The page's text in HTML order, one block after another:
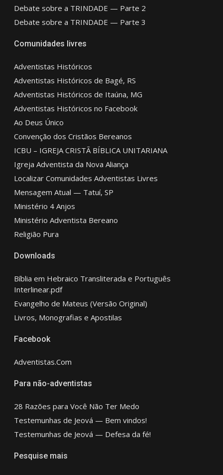
Debate sobre a TRINDADE — Parte 2
Debate sobre a TRINDADE — Parte 3
Comunidades livres
Adventistas Históricos
Adventistas Históricos de Bagé, RS
Adventistas Históricos de Itaúna, MG
Adventistas Históricos no Facebook
Ao Deus Único
Convenção dos Cristãos Bereanos
ICBU – IGREJA CRISTÃ BÍBLICA UNITARIANA
Igreja Adventista da Nova Aliança
Localizar Comunidades Adventistas Livres
Mensagem Atual — Tatuí, SP
Ministério 4 Anjos
Ministério Adventista Bereano
Religião Pura
Downloads
Bíblia em Hebraico Transliterada e Português
Interlinear.pdf
Evangelho de Mateus (Versão Original)
Livros, Monografias e Apostilas
Facebook
Adventistas.Com
Para não-adventistas
28 Razões para Você Não Ter Medo
Testemunhas de Jeová — Bem vindos!
Testemunhas de Jeová — Defesa da fé!
Pesquise mais